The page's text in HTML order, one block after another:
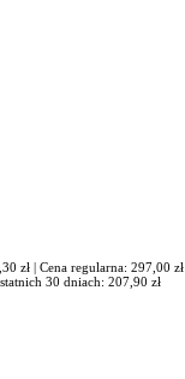
zł | Cena regularna: 297,00 zł
30 dniach: 207,90 zł